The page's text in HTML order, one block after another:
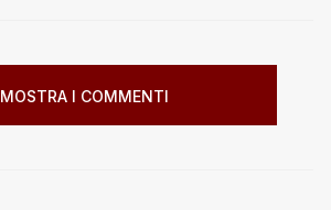
MOSTRA I COMMENTI